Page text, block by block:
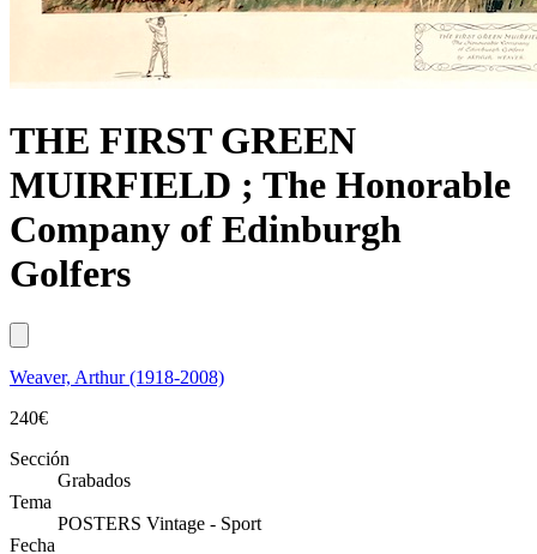
THE FIRST GREEN
MUIRFIELD ; The Honorable
Company of Edinburgh
Golfers
Weaver, Arthur (1918-2008)
240€
Sección
Grabados
Tema
POSTERS Vintage - Sport
Fecha